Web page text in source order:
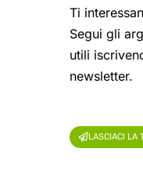
Ti
Segui gli
utili
newsletter.
LASCIACI LA